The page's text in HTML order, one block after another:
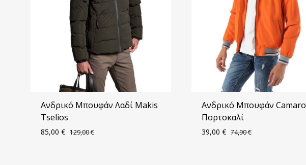
Ανδρικό Μπουφάν Λαδί Makis
Tselios
85,00 € 129,00€
Ανδρικό Μπουφάν Camaro
Πορτοκαλί
39,00 € 74,90€